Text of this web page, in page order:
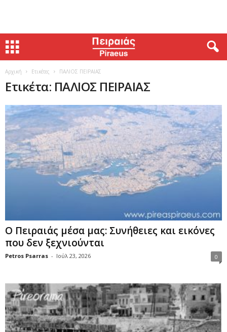
Αρχική Ετικέτες ΠΑΛΙΟΣ ΠΕΙΡΑΙΑΣ
Ετικέτα: ΠΑΛΙΟΣ ΠΕΙΡΑΙΑΣ
Ο Πειραιάς μέσα μας: Συνήθειες και εικόνες
που δεν ξεχνιούνται
Petros Psarras - Ιούλ 23, 2026 0